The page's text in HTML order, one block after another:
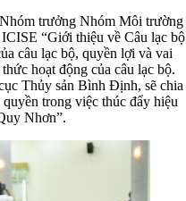
trưởng Nhóm Môi trường
“Giới thiệu về Câu lạc bộ
câu lạc bộ, quyền lợi và vai
hoạt động của câu lạc bộ.
Thủy sản Bình Định, sẽ chia
trong việc thúc đẩy hiệu
Nhơn”.